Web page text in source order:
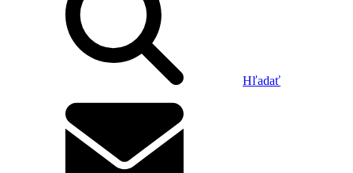
Hľadať